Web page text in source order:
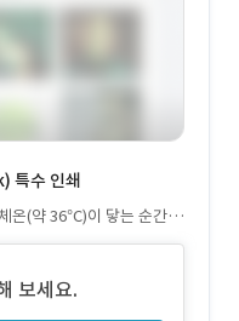
특수 인쇄
온(약 36°C)이 닿는 순간
주제를 인쇄물 물성으로
보세요.